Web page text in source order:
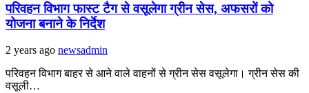
परिवहन विभाग फास्ट टैग से वसूलेगा ग्रीन सेस, अफसरों को
योजना बनाने के निर्देश
2 years ago newsadmin
परिवहन विभाग बाहर से आने वाले वाहनों से ग्रीन सेस वसूलेगा। ग्रीन सेस की
वसूली…